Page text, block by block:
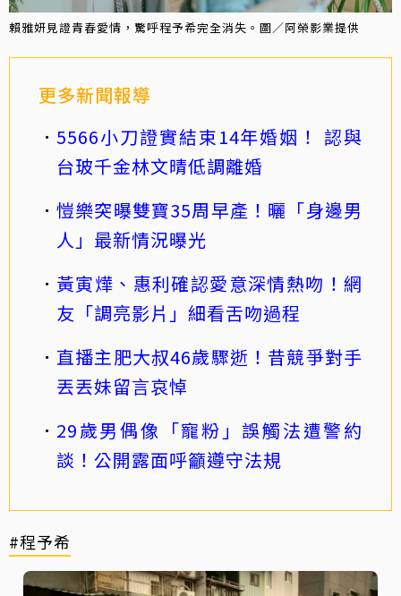
賴雅妍見證青春愛情，驚呼程予希完全消失。圖／阿榮影業提供
更多新聞報導
5566小刀證實結束14年婚姻！ 認與
台玻千金林文晴低調離婚
愷樂突曝雙寶35周早產！曬「身邊男
人」最新情況曝光
黃寅燁、惠利確認愛意深情熱吻！網
友「調亮影片」細看舌吻過程
直播主肥大叔46歲驟逝！昔競爭對手
丟丟妹留言哀悼
29歲男偶像「寵粉」誤觸法遭警約
談！公開露面呼籲遵守法規
#程予希